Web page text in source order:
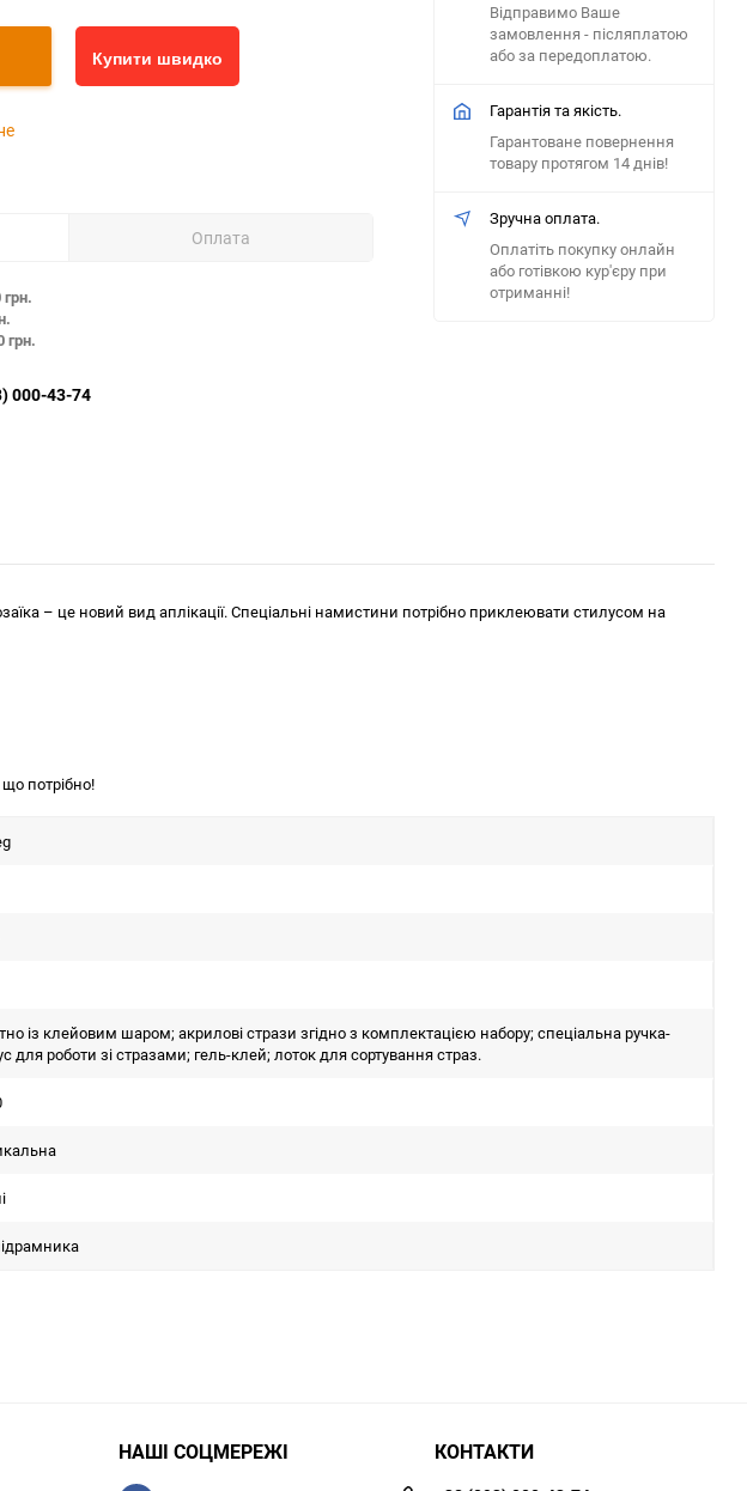
Відправимо Ваше
замовлення - післяплатою
або за передоплатою.
Гарантія та якість.
Гарантоване повернення
товару протягом 14 днів!
Зручна оплата.
Оплатіть покупку онлайн
або готівкою кур'єру при
отриманні!
Купити швидко
Оплата
грн.
грн.
000-43-74
– це новий вид аплікації. Спеціальні намистини потрібно приклеювати стилусом на
потрібно!
із клейовим шаром; акрилові стрази згідно з комплектацією набору; спеціальна ручка-
для роботи зі стразами; гель-клей; лоток для сортування страз.
НАШІ СОЦМЕРЕЖІ КОНТАКТИ